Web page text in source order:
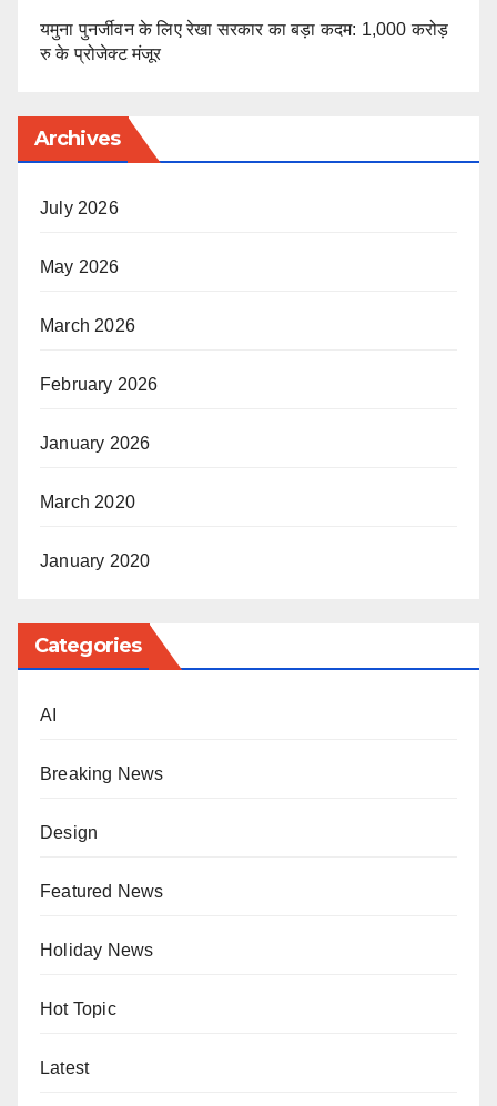
यमुना पुनर्जीवन के लिए रेखा सरकार का बड़ा कदम: 1,000 करोड़
रु के प्रोजेक्ट मंजूर
Archives
July 2026
May 2026
March 2026
February 2026
January 2026
March 2020
January 2020
Categories
AI
Breaking News
Design
Featured News
Holiday News
Hot Topic
Latest